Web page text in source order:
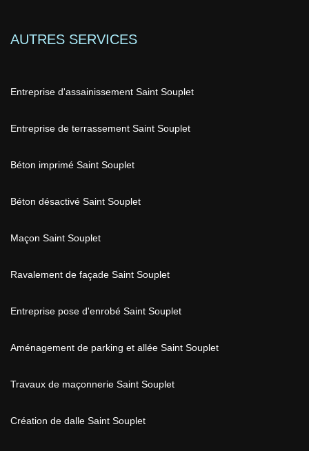
AUTRES SERVICES
Entreprise d'assainissement Saint Souplet
Entreprise de terrassement Saint Souplet
Béton imprimé Saint Souplet
Béton désactivé Saint Souplet
Maçon Saint Souplet
Ravalement de façade Saint Souplet
Entreprise pose d'enrobé Saint Souplet
Aménagement de parking et allée Saint Souplet
Travaux de maçonnerie Saint Souplet
Création de dalle Saint Souplet